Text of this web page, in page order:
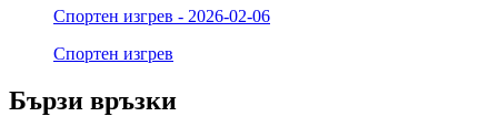
Спортен изгрев - 2026-02-06
Спортен изгрев
Бързи връзки